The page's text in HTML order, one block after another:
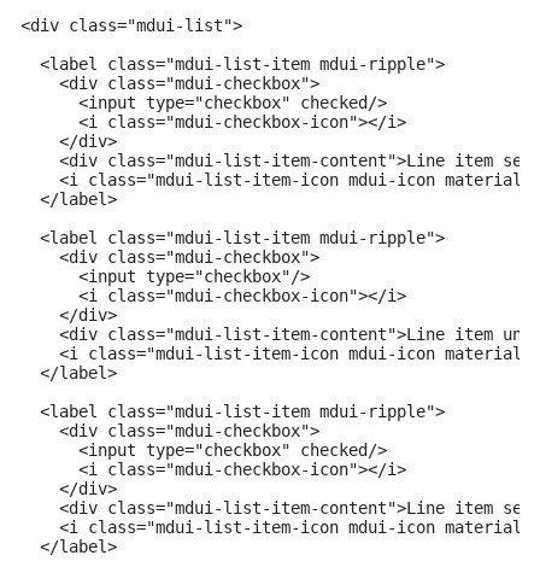
<div class="mdui-list">
  <label class="mdui-list-item mdui-ripple">
    <div class="mdui-checkbox">
      <input type="checkbox" checked/>
      <i class="mdui-checkbox-icon"></i>
    </div>
<div class="mdui-list-item-content">Line item
<i class="mdui-list-item-icon mdui-icon material-
  </label>
  <label class="mdui-list-item mdui-ripple">
    <div class="mdui-checkbox">
      <input type="checkbox"/>
      <i class="mdui-checkbox-icon"></i>
    </div>
<div class="mdui-list-item-content">Line item
<i class="mdui-list-item-icon mdui-icon material-
  </label>
  <label class="mdui-list-item mdui-ripple">
    <div class="mdui-checkbox">
      <input type="checkbox" checked/>
      <i class="mdui-checkbox-icon"></i>
    </div>
<div class="mdui-list-item-content">Line item
<i class="mdui-list-item-icon mdui-icon material-
  </label>